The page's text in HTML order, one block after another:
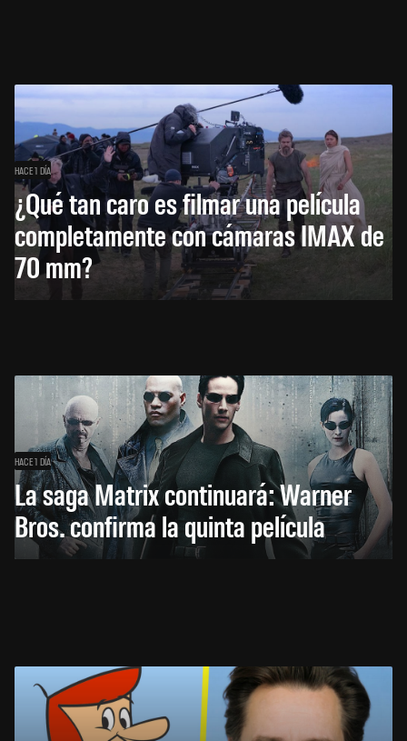
HACE 1 DÍA
¿Qué tan caro es filmar una película
completamente con cámaras IMAX de
70 mm?
HACE 1 DÍA
La saga Matrix continuará: Warner
Bros. confirma la quinta película